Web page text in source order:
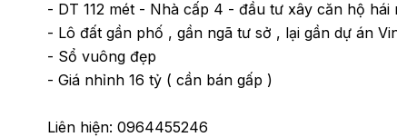
- DT 112 mét - Nhà cấp 4 - đầu tư xây căn hộ hái
- Lô đất gần phố , gần ngã tư sở , lại gần dự án
- Sổ vuông đẹp
- Giá nhỉnh 16 tỷ ( cần bán gấp )
Liên hiện: 0964455246